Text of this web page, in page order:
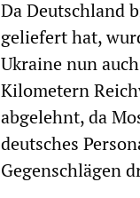
Da Deutschland
geliefert hat,
Ukraine nun
Kilometern
abgelehnt, da
deutsches
Gegenschlägen